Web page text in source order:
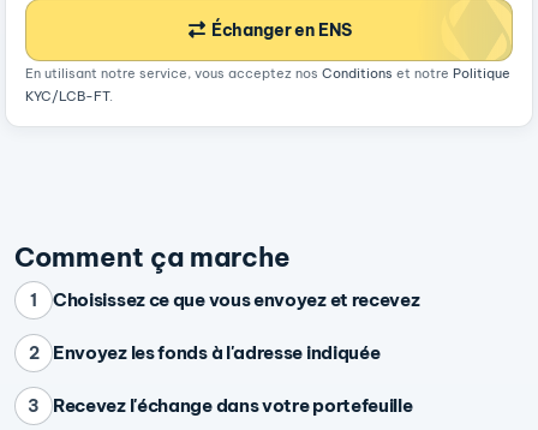
Échanger en ENS
En utilisant notre service, vous acceptez nos Conditions et notre Politique
KYC/LCB-FT.
Comment ça marche
1 Choisissez ce que vous envoyez et recevez
2 Envoyez les fonds à l'adresse indiquée
3 Recevez l'échange dans votre portefeuille